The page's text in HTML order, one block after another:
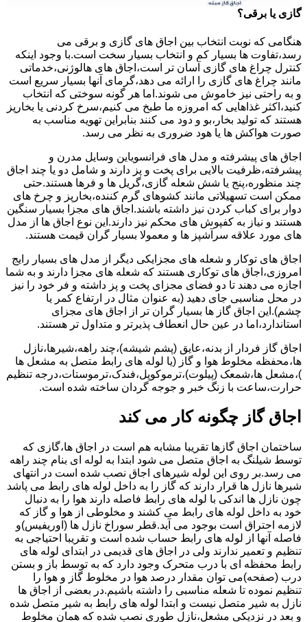
گازی یا برقی؟
هنگامی که نوبت انتخاب بین اجاق های گازی و برقی می
رسد،تفاوت ها بسیار کم و انتخاب بسیار سخت است.با وجود اینکه
کنترل چراغ های گازی آسان تر است،اجاق های هالوژنی،خدماتی
مانند چراغ های گازی را ارائه می دهد،گرمای آنها بسیار سریع است
و به راحتی نیز خاموش می شوند.اما هر گونه سوختی که انتخاب
کنید،اکثر غذاهایی که امروزه ما طبخ می کنیم،سرخ کردنی یا بخارپز
هستند که تولید بخار،بو و دود می کنند بنابراین تهویه مناسب به
صورت هواکش ها یا هود ضروری به نظر می رسد.
اجاق های پیشرفته و مدل های فرانسویاین وسایل مدرن و
پیشرفته،ظرفیت بالایی برای پخت و پز دارند و شامل دو یا چند اجاق
چند منظوره،پنج یا شش شعله گازی،گریل ها و فرها هستند.حتی
ممکن است تسهیلاتی مانند کشوهای گرم کننده،بخارپز و چرخ های
دوار برای کباب کردن نیز داشته باشند.اجاق های مجزا بسیار سنگین
هستند و نیاز به کفپوش های محکم نیز دارند.این نوع اجاق ها از مدل
های مورد علاقه سرآشپز ها و معمولا بسیار گران قیمت هستند.
اجاق های توکار و شعله های مجزایکی دیگر از مدل های بسیار رایج
امروزی،اجاق های توکاری هستند که شعله های مجزا دارند و به شما
اجازه می دهند تا دو فضای مجزای پخت و پز داشته و فر خود را نیز
در محل مناسبی جای دهید (به عنوان مثال در ارتفاع کمر یا
چشم).این اجاق گاز ها بسیار گران تر از اجاق های مجزای
استاندارد،اما در عین حال انعطاف پذیرتر و متداول تر هستند.
اجاق گاز فردار از بدنه،عایق (پشم شیشه)،چند راهه،شیرها،نازل
ها،محفظه مخلوط هوا و گاز (یا لوله های رابط متصل به مشعل ها
)،مشعل ها،شمعک (پیلوت)،ترموکوپل،فندک،ترموستات،درجه تنظیم
حرارت،ساعت با زنگ خبر و جوجه گردان ساخته شده است.
اجاق گاز چگونه کار می کند
ساختمان اجاق گازها تقریبا مشابه هم است در اجاق ها،گازی که
توسط شیلنگ به اجاق متصل می شود ابتدا به لوله ای بنام چند راهه
می رسد.بر روی این لوله شیرهای اجاق نصب شده است در انتهای
شیرها نازل ها قرار دارند که گاز را به داخل لوله های رابط می پاشد
چون نازل ها اندکی با لوله های رابط فاصله دارند هوا را به دنبال
خود به داخل لوله های رابط می کشند و مخلوطی از هوا و گاز که
لازمه احتراق است بوجود می آید.قطر سوراخ نازل ها (اوریفیس)و
فاصله آنها از لوله های رابط حساب شده است و تقریبا احتیاجی به
تنظیم و تعمیر ندارند ولی در اجاق های قدیمی در ابتدای لوله های
رابط محفظه ای با درب متحرک وجود دارد که به توسط باز و بستن
درب (صفحه)می توان مقدار درصد هوا در مخلوط گاز و هوا را
تنظیم نموده تا شعله مناسبی را داشته باشیم.در بعضی از اجاق ها
نازل به شیر متصل نیست و ابتدا لوله های رابط به شیر متصل شده
و بعد در نزدیکی مشعل،نازل طوری نصب شده که همان مخلوط